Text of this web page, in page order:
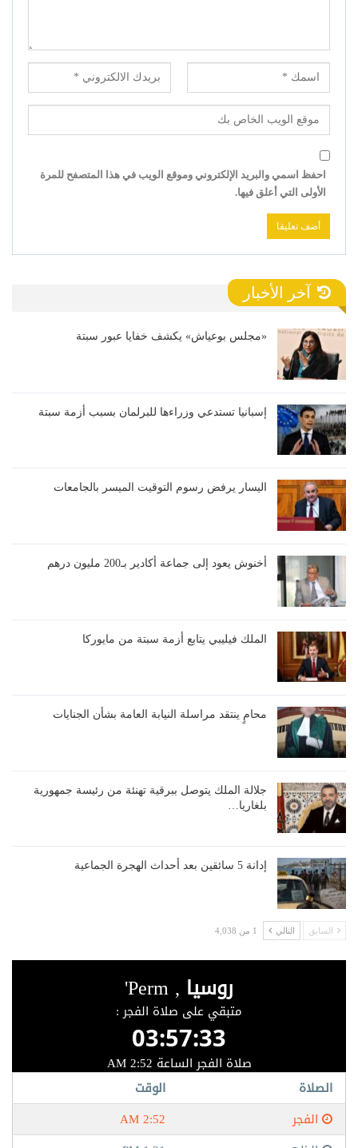
احفظ اسمي والبريد الإلكتروني وموقع الويب في هذا المتصفح للمرة
الأولى التي أعلق فيها.
آخر الأخبار
«مجلس بوعياش» يكشف خفايا عبور سبتة
إسبانيا تستدعي وزراءها للبرلمان بسبب أزمة سبتة
اليسار يرفض رسوم التوقيت الميسر بالجامعات
أخنوش يعود إلى جماعة أكادير بـ200 مليون درهم
الملك فيليبي يتابع أزمة سبتة من مايوركا
محامٍ ينتقد مراسلة النيابة العامة بشأن الجنايات
جلالة الملك يتوصل ببرقية تهنئة من رئيسة جمهورية
بلغاريا…
إدانة 5 سائقين بعد أحداث الهجرة الجماعية
السابق التالي 1 من 4,038